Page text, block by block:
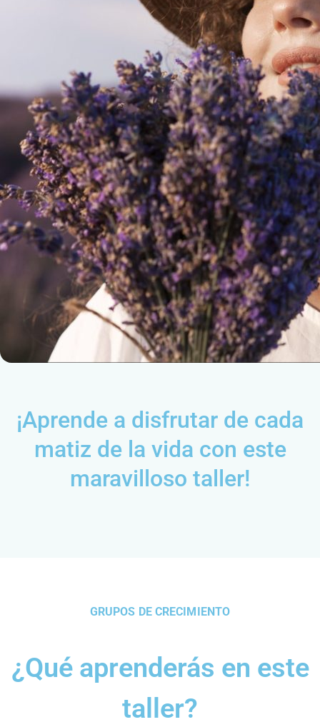
¡Aprende a disfrutar de cada
matiz de la vida con este
maravilloso taller!
GRUPOS DE CRECIMIENTO
¿Qué aprenderás en este
taller?